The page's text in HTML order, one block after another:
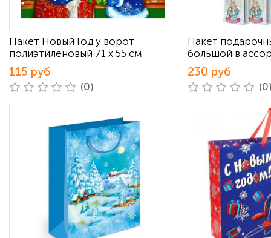
Пакет Новый Год у ворот
полиэтиленовый 71 х 55 см
115 руб
(0)
Пакет
большой в
230 руб